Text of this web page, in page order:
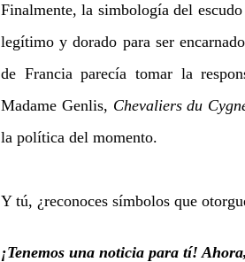
Finalmente, la simbología del
legítimo y dorado para ser
de Francia parecía tomar la
Madame Genlis, Chevaliers du
la política del momento.
Y tú, ¿reconoces símbolos que
¡Tenemos una noticia para tí!